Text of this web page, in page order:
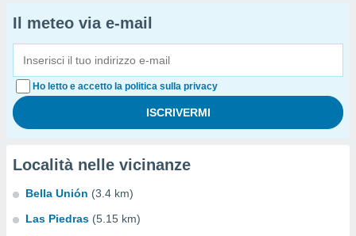
Il meteo via e-mail
Ho letto e accetto la politica sulla privacy
Località nelle vicinanze
Bella Unión (3.4 km)
Las Piedras (5.15 km)